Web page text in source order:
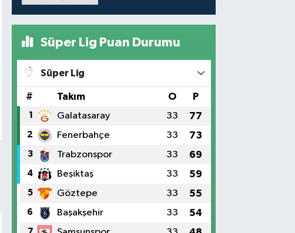
Süper Lig Puan Durumu
Süper Lig
# Takım O P
1 Galatasaray 33 77
2 Fenerbahçe 33 73
3 Trabzonspor 33 69
4 Beşiktaş 33 59
5 Göztepe 33 55
6 Başakşehir 33 54